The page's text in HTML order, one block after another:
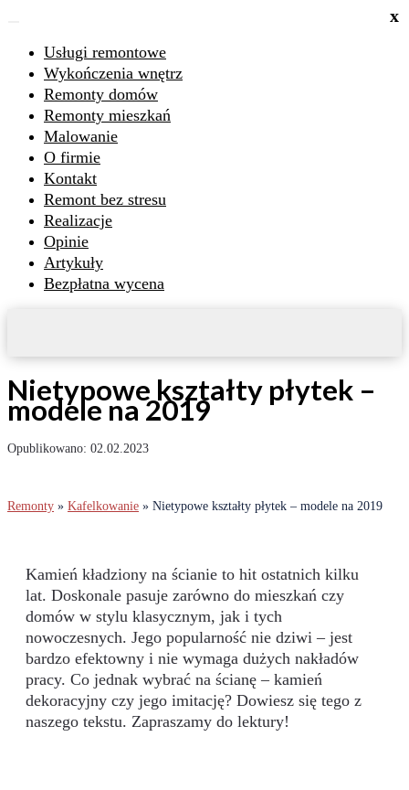
Usługi remontowe
Wykończenia wnętrz
Remonty domów
Remonty mieszkań
Malowanie
O firmie
Kontakt
Remont bez stresu
Realizacje
Opinie
Artykuły
Bezpłatna wycena
Nietypowe kształty płytek –
modele na 2019
02.02.2023
Remonty » Kafelkowanie » Nietypowe kształty płytek – modele na 2019
Kamień kładziony na ścianie to hit ostatnich kilku
lat. Doskonale pasuje zarówno do mieszkań czy
domów w stylu klasycznym, jak i tych
nowoczesnych. Jego popularność nie dziwi – jest
bardzo efektowny i nie wymaga dużych nakładów
pracy. Co jednak wybrać na ścianę – kamień
dekoracyjny czy jego imitację? Dowiesz się tego z
naszego tekstu. Zapraszamy do lektury!
x